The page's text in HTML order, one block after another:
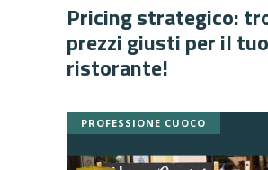
Pricing strategico:
prezzi giusti per il tuo
ristorante!
PROFESSIONE CUOCO